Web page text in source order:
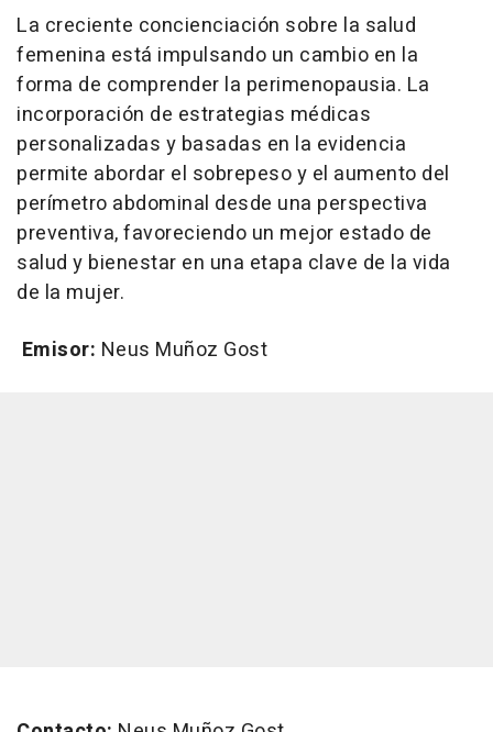
La creciente concienciación sobre la salud
femenina está impulsando un cambio en la
forma de comprender la perimenopausia. La
incorporación de estrategias médicas
personalizadas y basadas en la evidencia
permite abordar el sobrepeso y el aumento del
perímetro abdominal desde una perspectiva
preventiva, favoreciendo un mejor estado de
salud y bienestar en una etapa clave de la vida
de la mujer.
Emisor: Neus Muñoz Gost